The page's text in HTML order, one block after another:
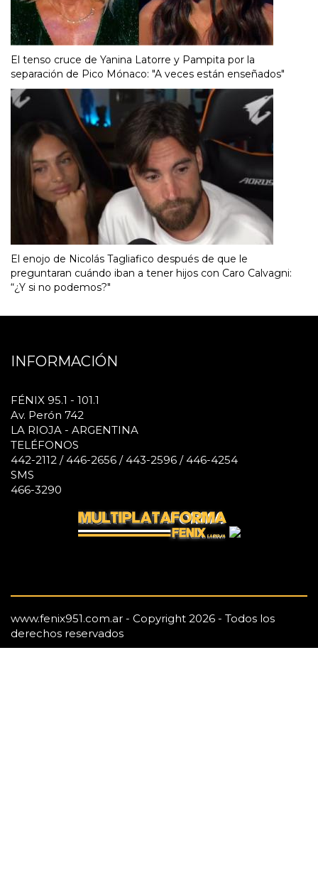
El tenso cruce de Yanina Latorre y Pampita por la
separación de Pico Mónaco: "A veces están enseñados"
El enojo de Nicolás Tagliafico después de que le
preguntaran cuándo iban a tener hijos con Caro Calvagni:
“¿Y si no podemos?"
INFORMACIÓN
FÉNIX 95.1 - 101.1
Av. Perón 742
LA RIOJA - ARGENTINA
TELÉFONOS
442-2112 / 446-2656 / 443-2596 / 446-4254
SMS
466-3290
www.fenix951.com.ar - Copyright 2026 - Todos los
derechos reservados